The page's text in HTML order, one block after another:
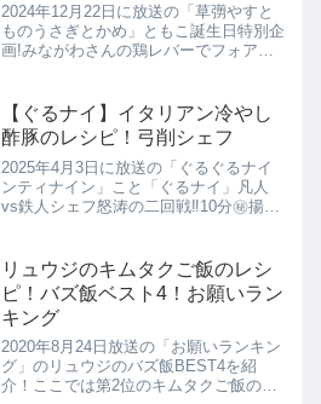
2024年12月22日に放送の「草彅やすと
ものうさぎとかめ」ともこ誕生日特別企
画!みながわさんの鶏レバーでフォアグ
【ぐるナイ】イタリアン冷やし
酢豚のレシピ！弓削シェフ
2025年4月3日に放送の「ぐるぐるナイ
ンティナイン」こと「ぐるナイ」凡人
vs鉄人シェフ怒涛の二回戦‼10分㊙揚げ
の紹介です。
リュウジのキムタクご飯のレシ
ピ！バズ飯ベスト4！お願いラン
キング
2020年8月24日放送の「お願いランキン
グ」のリュウジのバズ飯BEST4を紹
介！ここでは第2位のキムタクご飯のレ